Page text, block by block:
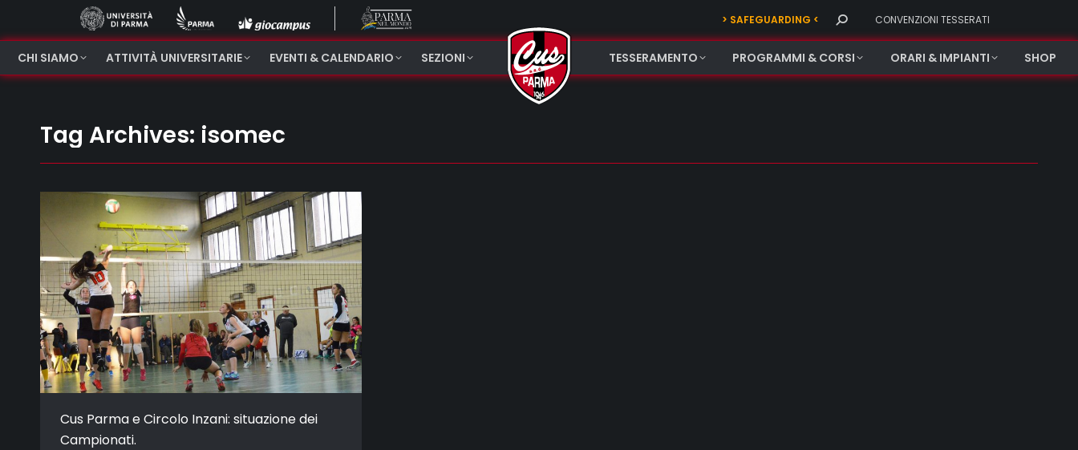
> SAFEGUARDING < Search: CONVENZIONI TESSERATI
CHI SIAMO ATTIVITÀ UNIVERSITARIE EVENTI & CALENDARIO SEZIONI TESSERAMENTO PROGRAMMI & CORSI ORARI & IMPIANTI SHOP
Tag Archives: isomec
Cus Parma e Circolo Inzani: situazione dei
Campionati.